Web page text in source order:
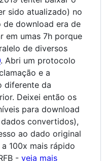
sido atualizado) no
de download era de
em umas 7h porque
de diversos
. Abri um protocolo
e a
diferente da
Deixei então os
para download
convertidos),
ao dado original
100x mais rápido
- veja mais